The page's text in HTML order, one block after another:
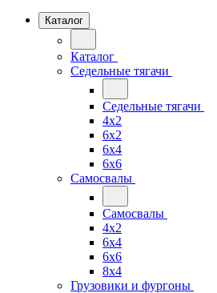
Каталог
Каталог
Седельные тягачи
Седельные тягачи
4x2
6x2
6x4
6x6
Самосвалы
Самосвалы
4x2
6x4
6x6
8x4
Грузовики и фургоны